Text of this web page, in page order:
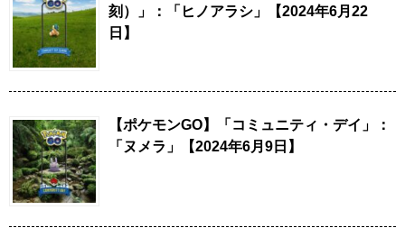
刻）」：「ヒノアラシ」【2024年6月22
日】
【ポケモンGO】「コミュニティ・デイ」：
「ヌメラ」【2024年6月9日】